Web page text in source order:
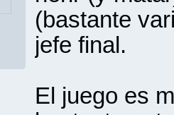
(bastante
jefe final.
El juego es